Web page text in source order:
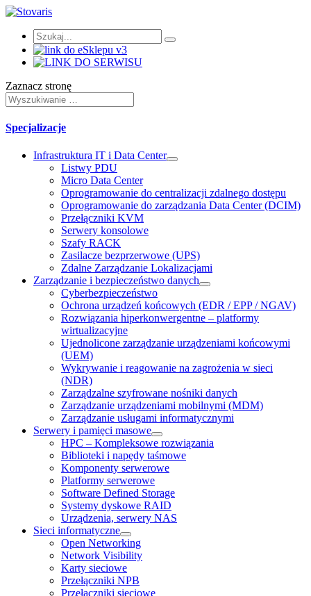
Zaznacz stronę
Specjalizacje
Infrastruktura IT i Data Center
Listwy PDU
Micro Data Center
Oprogramowanie do centralizacji zdalnego dostępu
Oprogramowanie do zarządzania Data Center (DCIM)
Przełączniki KVM
Serwery konsolowe
Szafy RACK
Zasilacze bezprzerwowe (UPS)
Zdalne Zarządzanie Lokalizacjami
Zarządzanie i bezpieczeństwo danych
Cyberbezpieczeństwo
Ochrona urządzeń końcowych (EDR / EPP / NGAV)
Rozwiązania hiperkonwergentne – platformy
wirtualizacyjne
Ujednolicone zarządzanie urządzeniami końcowymi
(UEM)
Wykrywanie i reagowanie na zagrożenia w sieci
(NDR)
Zarządzalne szyfrowane nośniki danych
Zarządzanie urządzeniami mobilnymi (MDM)
Zarządzanie usługami informatycznymi
Serwery i pamięci masowe
HPC – Kompleksowe rozwiązania
Biblioteki i napędy taśmowe
Komponenty serwerowe
Platformy serwerowe
Software Defined Storage
Systemy dyskowe RAID
Urządzenia, serwery NAS
Sieci informatyczne
Open Networking
Network Visibility
Karty sieciowe
Przełączniki NPB
Przełączniki sieciowe